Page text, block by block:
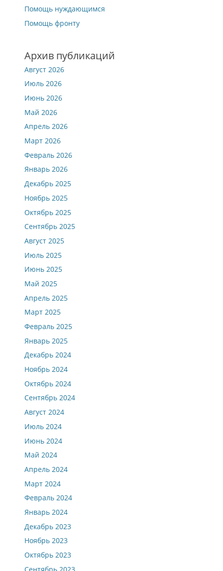
Помощь нуждающимся
Помощь фронту
Архив публикаций
Август 2026
Июль 2026
Июнь 2026
Май 2026
Апрель 2026
Март 2026
Февраль 2026
Январь 2026
Декабрь 2025
Ноябрь 2025
Октябрь 2025
Сентябрь 2025
Август 2025
Июль 2025
Июнь 2025
Май 2025
Апрель 2025
Март 2025
Февраль 2025
Январь 2025
Декабрь 2024
Ноябрь 2024
Октябрь 2024
Сентябрь 2024
Август 2024
Июль 2024
Июнь 2024
Май 2024
Апрель 2024
Март 2024
Февраль 2024
Январь 2024
Декабрь 2023
Ноябрь 2023
Октябрь 2023
Сентябрь 2023